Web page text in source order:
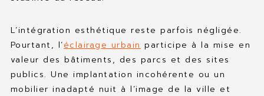
L’intégration esthétique reste parfois négligée.
Pourtant, l’éclairage urbain participe à la mise en
valeur des bâtiments, des parcs et des sites
publics. Une implantation incohérente ou un
mobilier inadapté nuit à l’image de la ville et